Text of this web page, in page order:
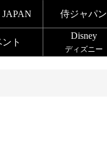
侍ジャパン
ト
Disney
ディズニー